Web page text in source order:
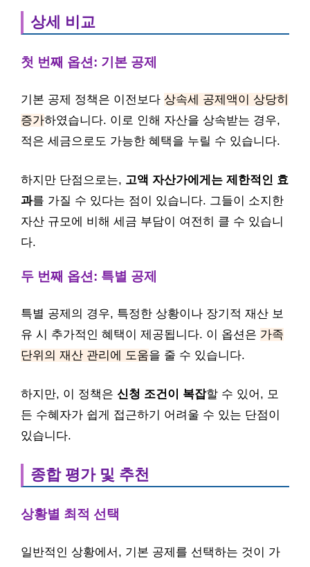
상세 비교
첫 번째 옵션: 기본 공제
기본 공제 정책은 이전보다 상속세 공제액이 상당히
증가하였습니다. 이로 인해 자산을 상속받는 경우,
적은 세금으로도 가능한 혜택을 누릴 수 있습니다.
하지만 단점으로는, 고액 자산가에게는 제한적인 효
과를 가질 수 있다는 점이 있습니다. 그들이 소지한
자산 규모에 비해 세금 부담이 여전히 클 수 있습니
다.
두 번째 옵션: 특별 공제
특별 공제의 경우, 특정한 상황이나 장기적 재산 보
유 시 추가적인 혜택이 제공됩니다. 이 옵션은 가족
단위의 재산 관리에 도움을 줄 수 있습니다.
하지만, 이 정책은 신청 조건이 복잡할 수 있어, 모
든 수혜자가 쉽게 접근하기 어려울 수 있는 단점이
있습니다.
종합 평가 및 추천
상황별 최적 선택
일반적인 상황에서, 기본 공제를 선택하는 것이 가